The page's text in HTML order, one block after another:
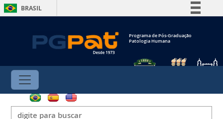
BRASIL
Comunica BR
Acesso à informação
Programa de Pós-Graduação
Patologia Humana